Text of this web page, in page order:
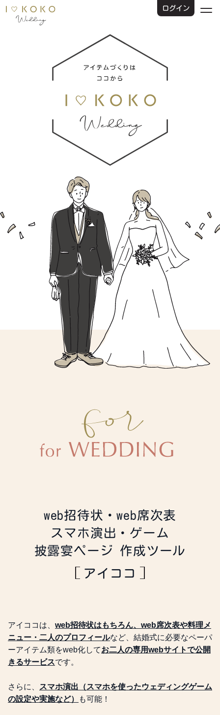
ログイン
web招待状・web席次表
スマホ演出・ゲーム
披露宴ページ 作成ツール
アイココ
アイココは、 web招待状はもちろん、web席次表や料理メ
ニュー・二人のプロフィールなど、結婚式に必要なペーパ
ーアイテム類をweb化してお二人の専用webサイトで公開
きるサービスです。
さらに、
スマホ演出（スマホを使ったウェディングゲーム
の設定や実施など）
も可能！